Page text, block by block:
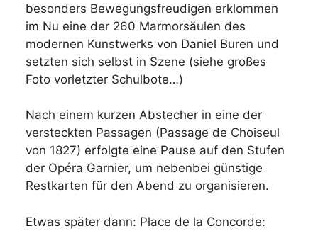
besonders Bewegungsfreudigen erklommen
im Nu eine der 260 Marmorsäulen des
modernen Kunstwerks von Daniel Buren und
setzten sich selbst in Szene (siehe großes
Foto vorletzter Schulbote…)
Nach einem kurzen Abstecher in eine der
versteckten Passagen (Passage de Choiseul
von 1827) erfolgte eine Pause auf den Stufen
der Opéra Garnier, um nebenbei günstige
Restkarten für den Abend zu organisieren.
Etwas später dann: Place de la Concorde: